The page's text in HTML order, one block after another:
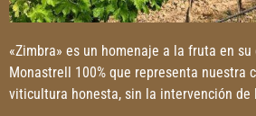
«Zimbra» es un homenaje a la fruta en su
Monastrell 100% que representa nuestra
viticultura honesta, sin la intervención de